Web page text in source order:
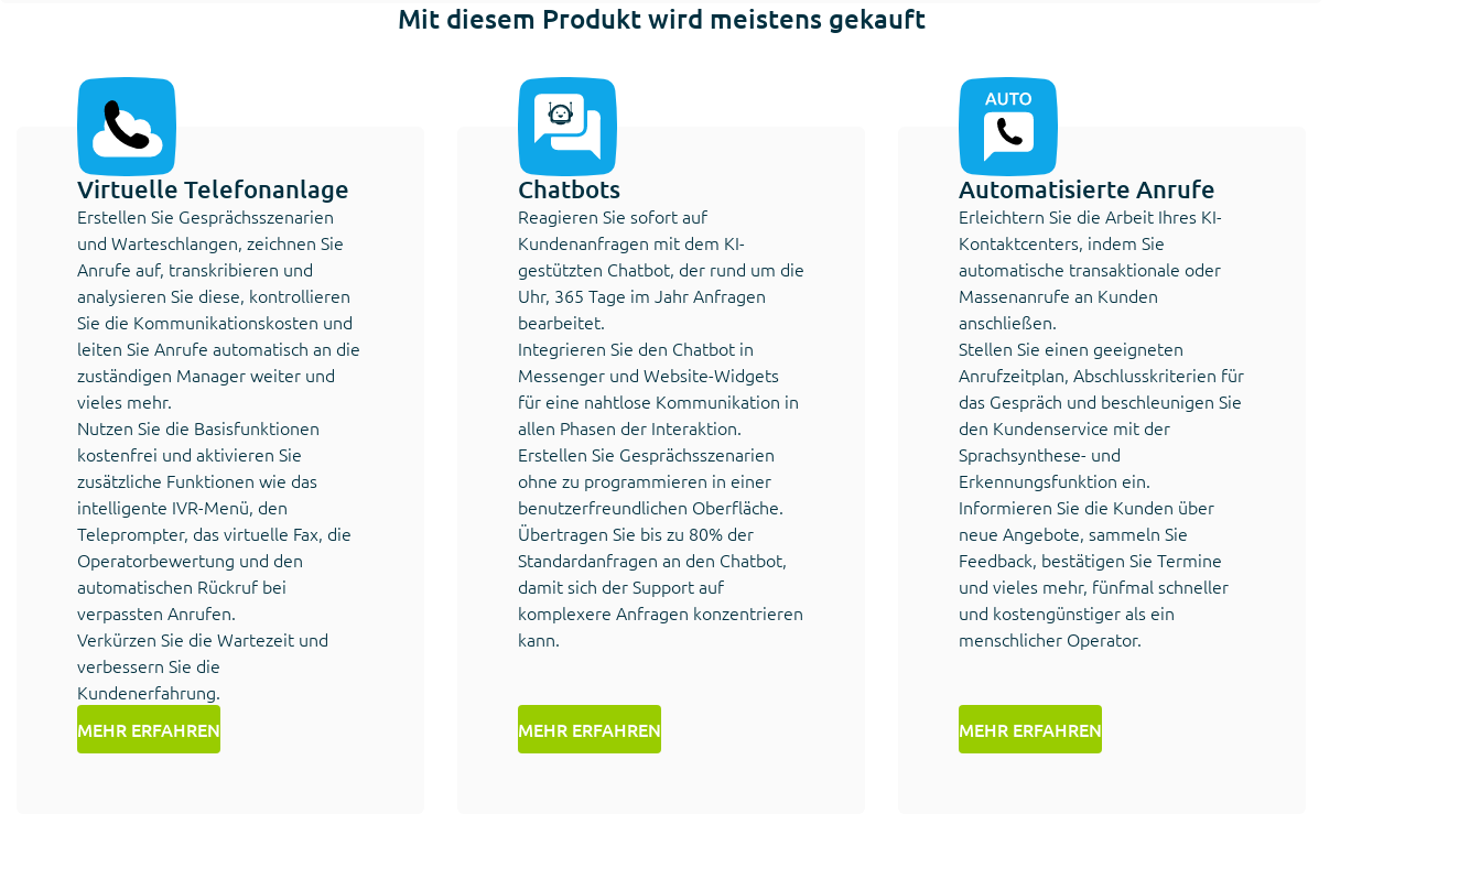
Mit diesem Produkt wird meistens gekauft
Virtuelle Telefonanlage
Erstellen Sie Gesprächsszenarien
und Warteschlangen, zeichnen Sie
Anrufe auf, transkribieren und
analysieren Sie diese, kontrollieren
Sie die Kommunikationskosten und
leiten Sie Anrufe automatisch an die
zuständigen Manager weiter und
vieles mehr.
Nutzen Sie die Basisfunktionen
kostenfrei und aktivieren Sie
zusätzliche Funktionen wie das
intelligente IVR-Menü, den
Teleprompter, das virtuelle Fax, die
Operatorbewertung und den
automatischen Rückruf bei
verpassten Anrufen.
Verkürzen Sie die Wartezeit und
verbessern Sie die
Kundenerfahrung.
MEHR ERFAHREN
Chatbots
Reagieren Sie sofort auf
Kundenanfragen mit dem KI-
gestützten Chatbot, der rund um die
Uhr, 365 Tage im Jahr Anfragen
bearbeitet.
Integrieren Sie den Chatbot in
Messenger und Website-Widgets
für eine nahtlose Kommunikation in
allen Phasen der Interaktion.
Erstellen Sie Gesprächsszenarien
ohne zu programmieren in einer
benutzerfreundlichen Oberfläche.
Übertragen Sie bis zu 80% der
Standardanfragen an den Chatbot,
damit sich der Support auf
komplexere Anfragen konzentrieren
kann.
MEHR ERFAHREN
Automatisierte Anrufe
Erleichtern Sie die Arbeit Ihres KI-
Kontaktcenters, indem Sie
automatische transaktionale oder
Massenanrufe an Kunden
anschließen.
Stellen Sie einen geeigneten
Anrufzeitplan, Abschlusskriterien für
das Gespräch und beschleunigen Sie
den Kundenservice mit der
Sprachsynthese- und
Erkennungsfunktion ein.
Informieren Sie die Kunden über
neue Angebote, sammeln Sie
Feedback, bestätigen Sie Termine
und vieles mehr, fünfmal schneller
und kostengünstiger als ein
menschlicher Operator.
MEHR ERFAHREN